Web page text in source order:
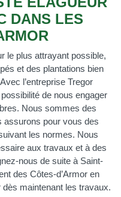
DANS LES
le plus attrayant possible,
et des plantations bien
l’entreprise Tregor
de nous engager
Nous sommes des
assurons pour vous des
les normes. Nous
aux travaux et à des
nous de suite à Saint-
des Côtes-d’Armor en
maintenant les travaux.